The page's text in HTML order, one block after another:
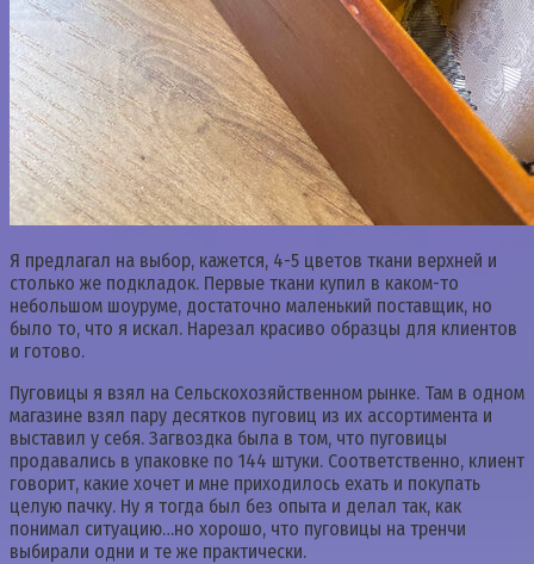
Я предлагал на выбор, кажется, 4-5 цветов ткани верхней и
столько же подкладок. Первые ткани купил в каком-то
небольшом шоуруме, достаточно маленький поставщик, но
было то, что я искал. Нарезал красиво образцы для клиентов
и готово.
Пуговицы я взял на Сельскохозяйственном рынке. Там в одном
магазине взял пару десятков пуговиц из их ассортимента и
выставил у себя. Загвоздка была в том, что пуговицы
продавались в упаковке по 144 штуки. Соответственно, клиент
говорит, какие хочет и мне приходилось ехать и покупать
целую пачку. Ну я тогда был без опыта и делал так, как
понимал ситуацию…но хорошо, что пуговицы на тренчи
выбирали одни и те же практически.